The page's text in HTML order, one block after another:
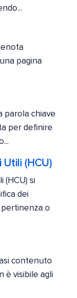
pagina
parola chiave
per definire
(HCU)
(HCU) si
dei
o
contenuto
è visibile agli